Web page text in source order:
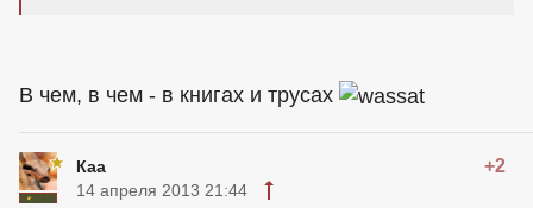
В чем, в чем - в книгах и трусах
Каа +2
14 апреля 2013 21:44